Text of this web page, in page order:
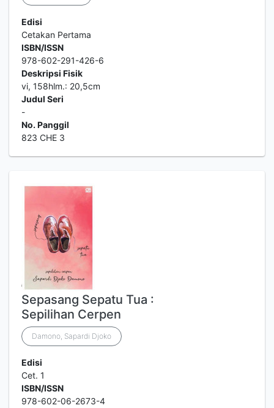
Edisi
Cetakan Pertama
ISBN/ISSN
978-602-291-426-6
Deskripsi Fisik
vi, 158hlm.: 20,5cm
Judul Seri
-
No. Panggil
823 CHE 3
Sepasang Sepatu Tua :
Sepilihan Cerpen
Damono, Sapardi Djoko
Edisi
Cet. 1
ISBN/ISSN
978-602-06-2673-4